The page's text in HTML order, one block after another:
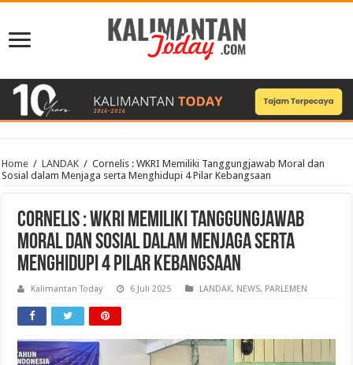
Home / LANDAK / Cornelis : WKRI Memiliki Tanggungjawab Moral dan
Sosial dalam Menjaga serta Menghidupi 4 Pilar Kebangsaan
Cornelis : WKRI Memiliki Tanggungjawab
Moral dan Sosial dalam Menjaga serta
Menghidupi 4 Pilar Kebangsaan
Kalimantan Today 6 Juli 2025 LANDAK, NEWS, PARLEMEN